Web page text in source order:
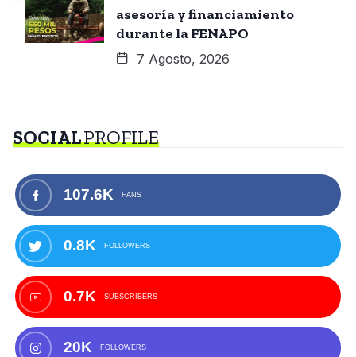
asesoría y financiamiento
durante la FENAPO
7 Agosto, 2026
SOCIALPROFILE
107.6K FANS
0.8K FOLLOWERS
0.7K SUBSCRIBERS
20K FOLLOWERS